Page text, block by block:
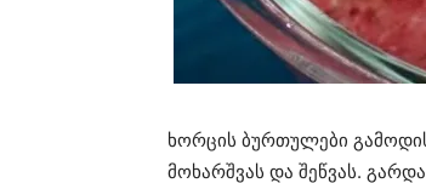
ხორცის ბურთულები
მოხარშვას და შეწვას.